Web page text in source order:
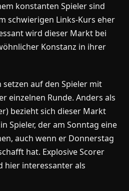
konstanten Spieler sind
schwierigen Links-Kurs eher
wird dieser Markt bei
Konstanz in ihrer
setzen auf den Spieler mit
einzelnen Runde. Anders als
bezieht sich dieser Markt
Spieler, der am Sonntag eine
auch wenn er Donnerstag
hat. Explosive Scorer
hier interessanter als